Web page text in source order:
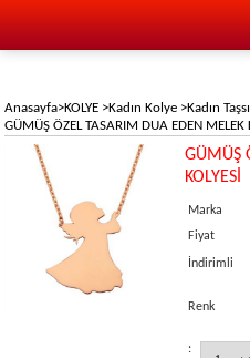
Anasayfa>KOLYE >Kadın Kolye >Kadın
GÜMÜŞ ÖZEL TASARIM DUA EDEN MELEK
GÜMÜŞ
KOLYESİ
Marka
Fiyat
İndirimli
Renk
: